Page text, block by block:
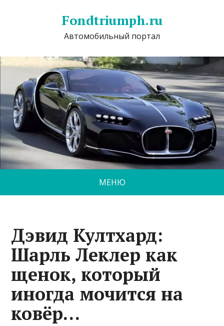
Fondtriumph.ru
Автомобильный портал
МЕНЮ
Дэвид Култхард:
Шарль Леклер как
щенок, который
иногда мочится на
ковёр…